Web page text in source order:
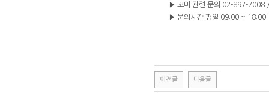
▶ 꼬미 관련 문의 02-897-
▶ 문의시간 평일 09:00 ~ 18:00
이전글 다음글